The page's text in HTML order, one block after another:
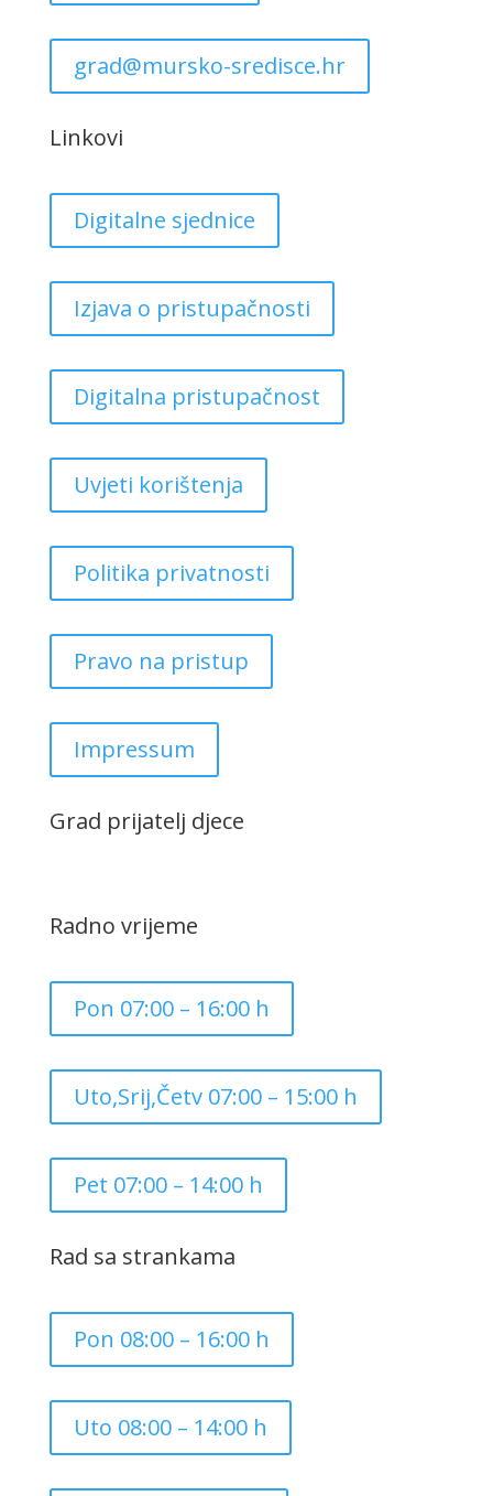
grad@mursko-sredisce.hr
Linkovi
Digitalne sjednice
Izjava o pristupačnosti
Digitalna pristupačnost
Uvjeti korištenja
Politika privatnosti
Pravo na pristup
Impressum
Grad prijatelj djece
Radno vrijeme
Pon 07:00 – 16:00 h
Uto,Srij,Četv 07:00 – 15:00 h
Pet 07:00 – 14:00 h
Rad sa strankama
Pon 08:00 – 16:00 h
Uto 08:00 – 14:00 h